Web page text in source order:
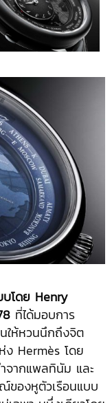
โดย Henry
ที่ได้มอบการ
ให้หวนนึกถึงจิต
Hermès โดย
จากแพลทินัม และ
ของหูตัวเรือนแบบ